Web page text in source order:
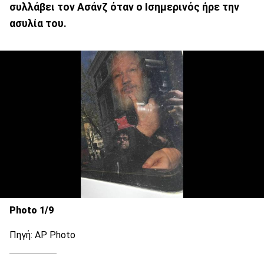
συλλάβει τον Ασάνζ όταν ο Ισημερινός ήρε την
ασυλία του.
Photo 1/9
Πηγή: AP Photo